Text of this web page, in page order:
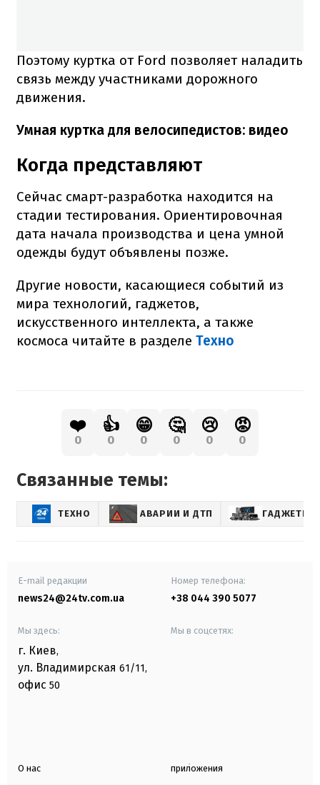
Поэтому куртка от Ford позволяет наладить
связь между участниками дорожного
движения.
Умная куртка для велосипедистов: видео
Когда представляют
Сейчас смарт-разработка находится на
стадии тестирования. Ориентировочная
дата начала производства и цена умной
одежды будут объявлены позже.
Другие новости, касающиеся событий из
мира технологий, гаджетов,
искусственного интеллекта, а также
космоса читайте в разделе Техно
❤️
0
👍
0
😁
0
🤔
0
😢
0
😡
0
Связанные темы:
ТЕХНО АВАРИИ И ДТП ГАДЖЕТЫ
E-mail редакции
news24@24tv.com.ua
Номер телефона:
+38 044 390 5077
Мы здесь:
г. Киев,
ул. Владимирская 61/11,
офис 50
Мы в соцсетях:
О нас приложения